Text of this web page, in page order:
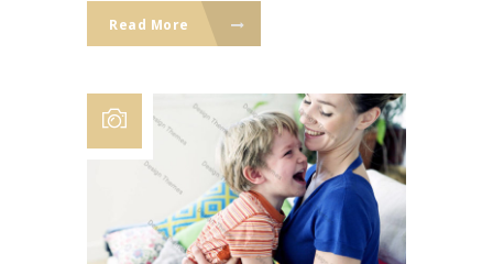
Read More